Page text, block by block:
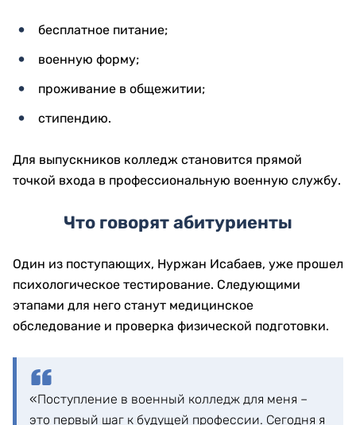
бесплатное питание;
военную форму;
проживание в общежитии;
стипендию.
Для выпускников колледж становится прямой
точкой входа в профессиональную военную службу.
Что говорят абитуриенты
Один из поступающих, Нуржан Исабаев, уже прошел
психологическое тестирование. Следующими
этапами для него станут медицинское
обследование и проверка физической подготовки.
«Поступление в военный колледж для меня –
это первый шаг к будущей профессии. Сегодня я